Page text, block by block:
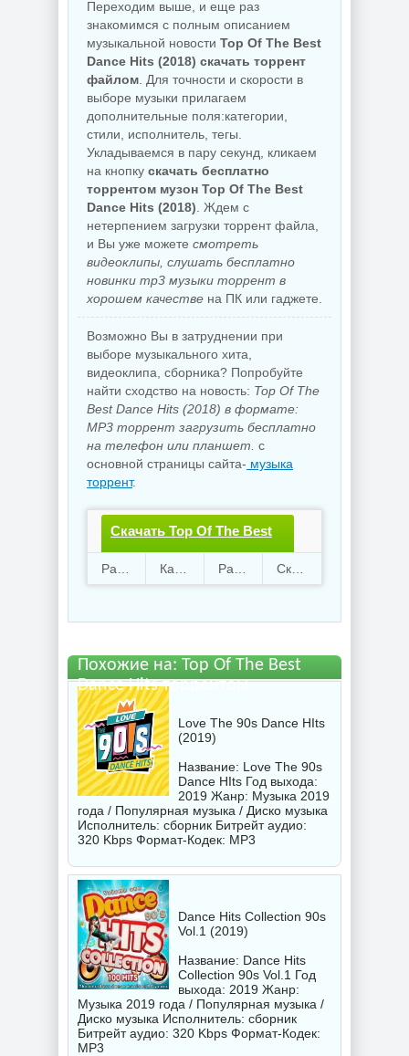
Переходим выше, и еще раз
знакомимся с полным описанием
музыкальной новости Top Of The Best
Dance Hits (2018) скачать торрент
файлом . Для точности и скорости в
выборе музыки прилагаем
дополнительные поля:категории,
стили, исполнитель, тегы.
Укладываемся в пару секунд, кликаем
на кнопку скачать бесплатно
торрентом музон Top Of The Best
Dance Hits (2018) . Ждем с
нетерпением загрузки торрент файла,
и Вы уже можете смотреть
видеоклипы, слушать бесплатно
новинки mp3 музыки торрент в
хорошем качестве на ПК или гаджете.
Возможно Вы в затруднении при
выборе музыкального хита,
видеоклипа, сборника? Попробуйте
найти сходство на новость: Top Of The
Best Dance Hits (2018) в формате:
MP3 торрент загрузить бесплатно
на телефон или планшет. с
основной страницы сайта- музыка
торрент.
Скачать Top Of The Best
Dance Hits.torrent файл
28 12 158.48 Mb
Похожие на: Top Of The Best
Dance Hits торрентом
Love The 90s Dance HIts
(2019)
Название: Love The 90s
Dance HIts Год выхода:
2019 Жанр: Музыка 2019
года / Популярная музыка / Диско музыка
Исполнитель: сборник Битрейт аудио:
320 Kbps Формат-Кодек: MP3
Dance Hits Collection 90s
Vol.1 (2019)
Название: Dance Hits
Collection 90s Vol.1 Год
выхода: 2019 Жанр:
Музыка 2019 года / Популярная музыка /
Диско музыка Исполнитель: сборник
Битрейт аудио: 320 Kbps Формат-Кодек:
MP3